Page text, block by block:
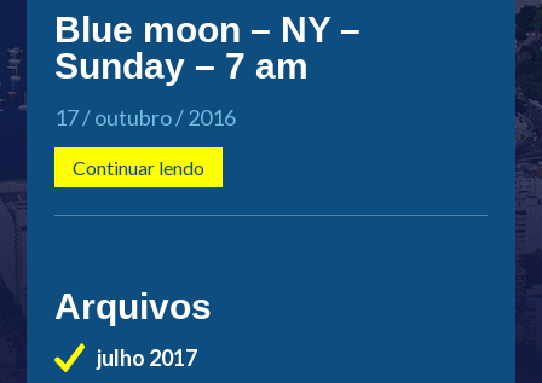
Blue moon – NY –
Sunday – 7 am
17 / outubro / 2016
Continuar lendo
Arquivos
julho 2017